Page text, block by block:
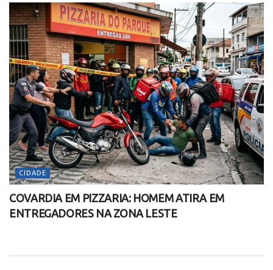
CIDADE
COVARDIA EM PIZZARIA: HOMEM ATIRA EM
ENTREGADORES NA ZONA LESTE